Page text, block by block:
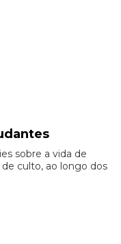
sobre a vida de
culto, ao longo dos